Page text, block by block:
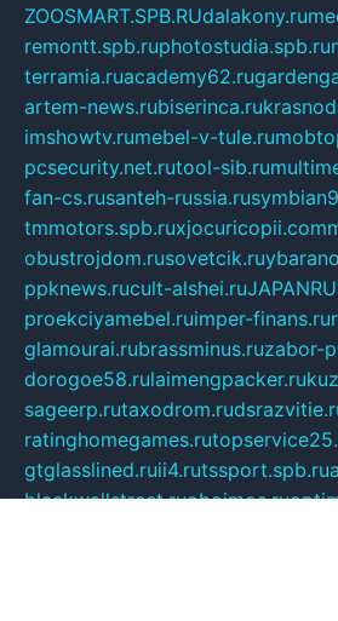
ZOOSMART.SPB.RUdalakony.ru
remontt.spb.ruphotostudia.spb.ru
terramia.ruacademy62.ru
artem-news.rubiserinca.ru
imshowtv.rumebel-v-tule.ru
pcsecurity.net.rutool-sib.ru
fan-cs.rusanteh-russia.ru
tmmotors.spb.ruxjocuricopii.com
obustrojdom.rusovetcik.ru
ppknews.rucult-alshei.ru
proekciyamebel.ruimper-finans.ru
glamourai.rubrassminus.ruzabor-
dorogoe58.rulaimengpacker.ru
sageerp.rutaxodrom.ru
ratinghomegames.ru
gtglasslined.ruii4.rutssport.spb.ru
blackwallstreet.ruoboimos.ru